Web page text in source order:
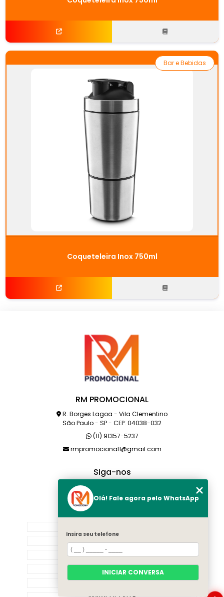
Coqueteleira Inox 750ml
Bar e Bebidas
RM PROMOCIONAL
R. Borges Lagoa - Vila Clementino
São Paulo - SP - CEP: 04038-032
(11) 91357-5237
rmpromocional1@gmail.com
Siga-nos
SOBRE NÓS
PRODUTOS
CATEGORIAS
CONTATO
Olá! Fale agora pelo WhatsApp
Insira seu telefone
INICIAR CONVERSA